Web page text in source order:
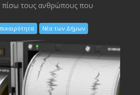
πίσω τους ανθρώπους που
Νέα των Δήμων